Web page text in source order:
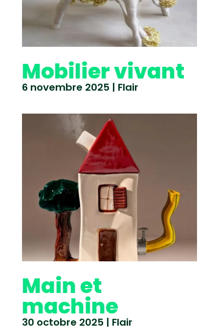
Mobilier vivant
6 novembre 2025 | Flair
Main et
machine
30 octobre 2025 | Flair